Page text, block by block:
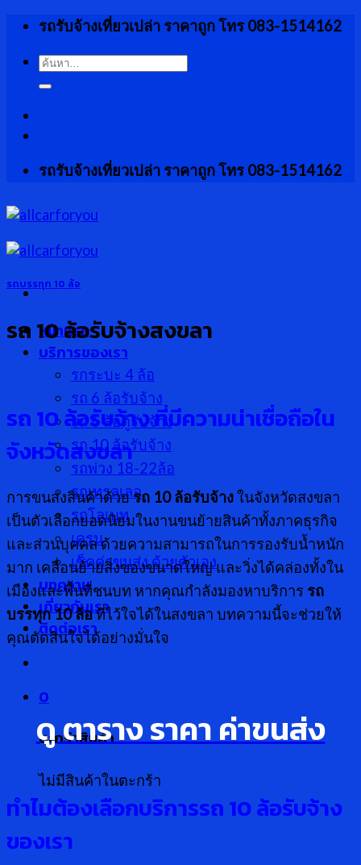
Skip
content
รถรับจ้างเที่ยวเปล่า ราคาถูก โทร 083-1514162
ค้นหา:
รถรับจ้างเที่ยวเปล่า ราคาถูก โทร 083-1514162
หน้าแรก
บริการของเรา
รกระบะ 4 ล้อ
รถ 6 ล้อรับจ้าง
รถ 6 ล้อตู้รับจ้าง
รถ 10 ล้อรับจ้าง
รถพ่วง 18-22ล้อ
รถเทรลเลอ
รถโลเบท
เครน
เช็คค่าขนส่ง ด้วยตัวเอง
บทความ
เกี่ยวกับเรา
ติดต่อเรา
0
ตะกร้าสินค้า
ไม่มีสินค้าในตะกร้า
รถบรรทุก 10 ล้อ
รถ 10 ล้อรับจ้างสงขลา
รถ 10 ล้อรับจ้าง ที่มีความน่าเชื่อถือใน
จังหวัดสงขลา
การขนส่งสินค้าด้วยรถ 10 ล้อรับจ้างในจังหวัดสงขลา
เป็นตัวเลือกยอดนิยมในงานขนย้ายสินค้าทั้งภาคธุรกิจ
และส่วนบุคคล ด้วยความสามารถในการรองรับน้ำหนัก
มาก เคลื่อนย้ายสิ่งของขนาดใหญ่ และวิ่งได้คล่องทั้งใน
เมืองและพื้นที่ชนบท หากคุณกำลังมองหาบริการ รถ
บรรทุก10 ล้อที่ไว้ใจได้ในสงขลา บทความนี้จะช่วยให้
คุณตัดสินใจได้อย่างมั่นใจ
ดู ตาราง ราคา ค่าขนส่ง
ทำไมต้องเลือกบริการรถ 10 ล้อรับจ้าง
ของเรา